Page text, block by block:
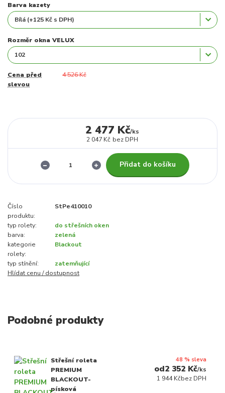
Barva kazety
Rozměr okna VELUX
Cena před
slevou
4 526 Kč
2 477 Kč/ks
2 047 Kč bez DPH
Přidat do košíku
Číslo
produktu:
StPe410010
typ rolety:
do střešních oken
barva:
zelená
kategorie
rolety:
Blackout
typ stínění:
zatemňující
Hlídat cenu / dostupnost
Podobné produkty
Střešní roleta
PREMIUM
BLACKOUT-
písková
48 % sleva
2 352 Kč/ks
1 944 Kčbez DPH